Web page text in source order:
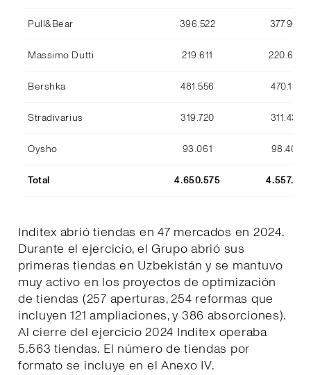
Pull&Bear 396.522 377.969
Massimo Dutti 219.611 220.633
Bershka 481.556 470.134
Stradivarius 319.720 311.436
Oysho 93.061 98.409
Total 4.650.575 4.557.170
Inditex abrió tiendas en 47 mercados en 2024.
Durante el ejercicio, el Grupo abrió sus
primeras tiendas en Uzbekistán y se mantuvo
muy activo en los proyectos de optimización
de tiendas (257 aperturas, 254 reformas que
incluyen 121 ampliaciones, y 386 absorciones).
Al cierre del ejercicio 2024 Inditex operaba
5.563 tiendas. El número de tiendas por
formato se incluye en el Anexo IV.